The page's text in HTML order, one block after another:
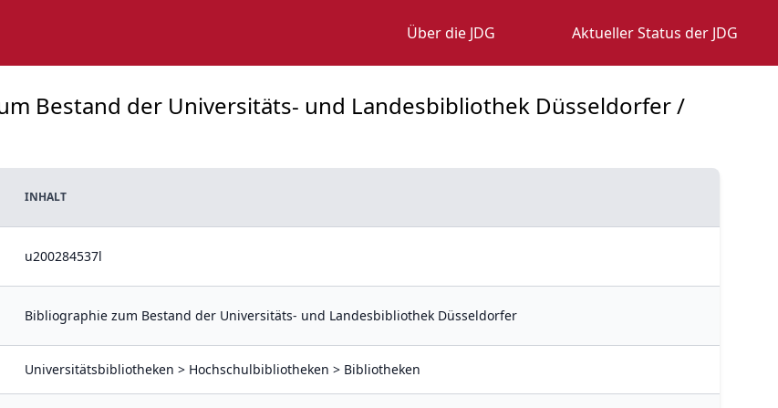
Über die JDG Aktueller Status der JDG
Bestand der Universitäts- und Landesbibliothek Düsseldorfer /
INHALT
u200284537l
Bibliographie zum Bestand der Universitäts- und Landesbibliothek Düsseldorfer
Universitätsbibliotheken > Hochschulbibliotheken > Bibliotheken